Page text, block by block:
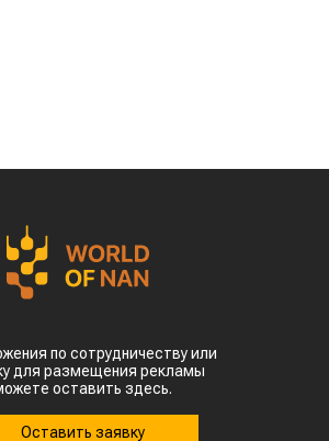
по сотрудничеству или
для размещения рекламы
оставить здесь.
Оставить заявку